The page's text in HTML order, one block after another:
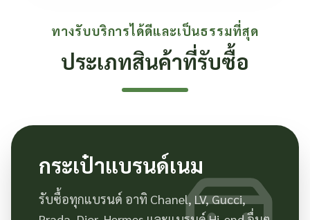
ทางรับบริการได้ดีและเป็นธรรมที่สุด
ประเภทสินค้าที่รับซื้อ
กระเป๋าแบรนด์เนม
รับซื้อทุกแบรนด์ อาทิ Chanel, LV, Gucci,